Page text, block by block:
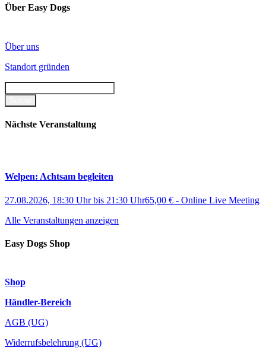
Über Easy Dogs
Über uns
Standort gründen
Nächste Veranstaltung
Welpen: Achtsam begleiten
27.08.2026, 18:30 Uhrbis 21:30 Uhr65,00 € - Online Live Meeting
Alle Veranstaltungen anzeigen
Easy Dogs Shop
Shop
Händler-Bereich
AGB (UG)
Widerrufsbelehrung (UG)